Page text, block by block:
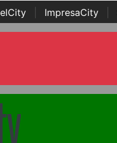
ImpresaCity